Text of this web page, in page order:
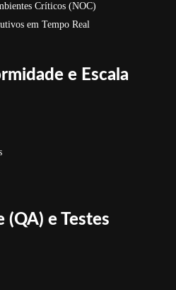
Críticos (NOC)
em Tempo Real
e Escala
(QA) e Testes